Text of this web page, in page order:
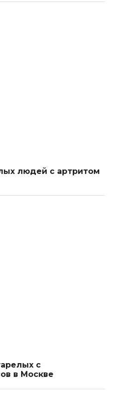
людей с артритом
с
в Москве